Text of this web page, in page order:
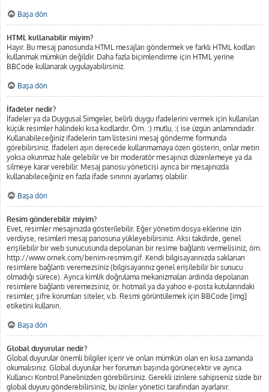
Başa dön
HTML kullanabilir miyim?
Hayır. Bu mesaj panosunda HTML mesajları göndermek ve farklı HTML kodları
kullanmak mümkün değildir. Daha fazla biçimlendirme için HTML yerine
BBCode kullanarak uygulayabilirsiniz.
Başa dön
İfadeler nedir?
İfadeler ya da Duygusal Simgeler, belirli duygu ifadelerini vermek için kullanılan
küçük resimler halindeki kısa kodlardır. Örn. :) mutlu, :( ise üzgün anlamındadır.
Kullanabileceğiniz ifadelerin tam listesini mesaj gönderme formunda
görebilirsiniz. İfadeleri aşırı derecede kullanmamaya özen gösterin, onlar metin
yoksa okunmaz hale gelebilir ve bir moderatör mesajınızı düzenlemeye ya da
silmeye karar verebilir. Mesaj panosu yöneticisi ayrıca bir mesajınızda
kullanabileceğiniz en fazla ifade sınırını ayarlamış olabilir.
Başa dön
Resim gönderebilir miyim?
Evet, resimler mesajınızda gösterilebilir. Eğer yönetim dosya eklerine izin
verdiyse, resimleri mesaj panosuna yükleyebilirsiniz. Aksi takdirde, genel
erişilebilir bir web sunucusunda depolanan bir resime bağlantı vermelisiniz, örn.
http://www.ornek.com/benim-resmim.gif. Kendi bilgisayarınızda saklanan
resimlere bağlantı veremezsiniz (bilgisayarınız genel erişilebilir bir sunucu
olmadığı sürece). Ayrıca kimlik doğrulama mekanizmaları ardında depolanan
resimlere bağlantı veremezsiniz, ör. hotmail ya da yahoo e-posta kutularındaki
resimler, şifre korumları siteler, v.b. Resmi görüntülemek için BBCode [img]
etiketini kullanın.
Başa dön
Global duyurular nedir?
Global duyurular önemli bilgiler içerir ve onları mümkün olan en kısa zamanda
okumalısınız. Global duyurular her forumun başında görünecektir ve ayrıca
Kullanıcı Kontrol Panelinizden görebilirsiniz. Gerekli izinlere sahipseniz sizde bir
global duyuru gönderebilirsiniz, bu izinler yönetici tarafından ayarlanır.